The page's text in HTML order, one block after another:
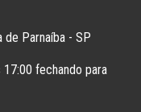
de Parnaíba - SP
fechando para